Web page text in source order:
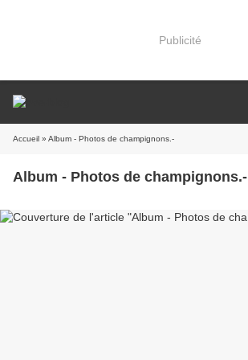
Publicité
Accueil » Album - Photos de champignons.-
Album - Photos de champignons.-